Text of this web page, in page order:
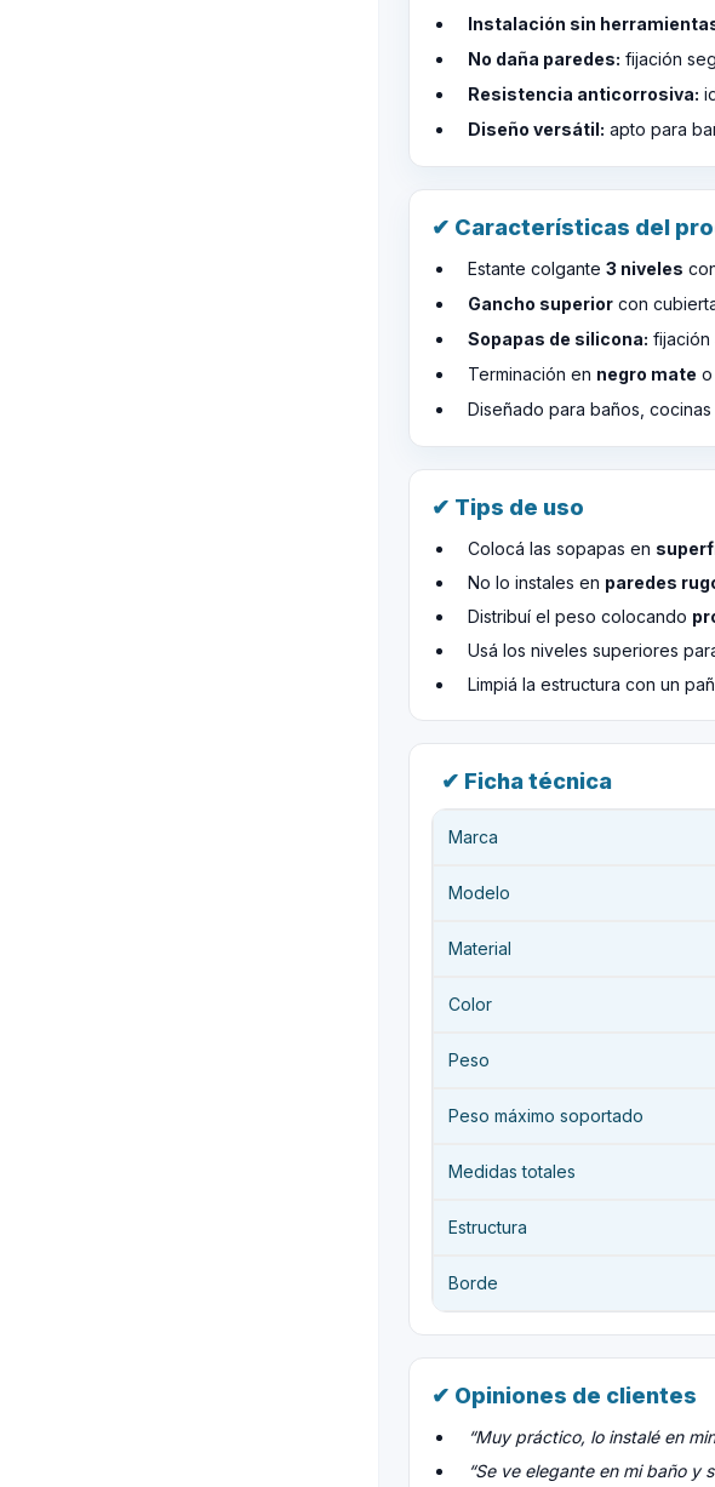
Instalación sin
No daña paredes: fijación
Resistencia anticorrosiva:
Diseño versátil: apto para
✔ Características del
Estante colgante 3 niveles
Gancho superior con
Sopapas de silicona: fijación
Terminación en negro mate o
Diseñado para baños,
✔ Tips de uso
Colocá las sopapas en
No lo instales en paredes
Distribuí el peso colocando
Usá los niveles superiores
Limpiá la estructura con un
✔ Ficha técnica
Marca
Modelo
Material
Color
Peso
Peso máximo soportado
Medidas totales
Estructura
Borde
✔ Opiniones de clientes
“Muy práctico, lo instalé en
“Se ve elegante en mi baño y